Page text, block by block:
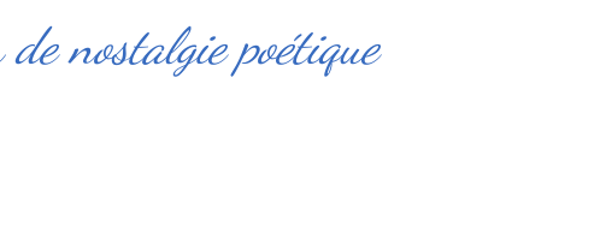
nostalgie poétique